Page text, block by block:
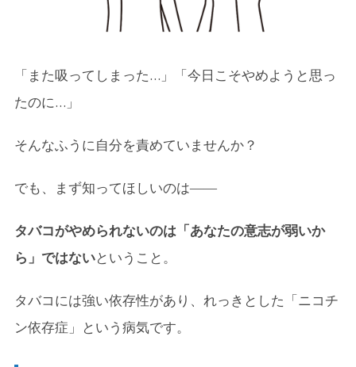
「また吸ってしまった…」「今日こそやめようと思っ
たのに…」
そんなふうに自分を責めていませんか？
でも、まず知ってほしいのは――
タバコがやめられないのは「あなたの意志が弱いか
ら」ではないということ。
タバコには強い依存性があり、れっきとした「ニコチ
ン依存症」という病気です。